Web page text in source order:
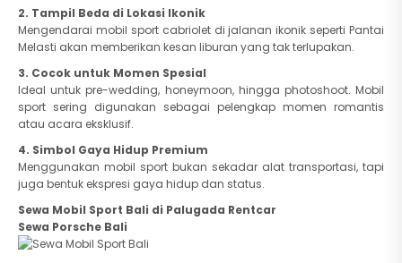
2. Tampil Beda di Lokasi Ikonik
Mengendarai mobil sport cabriolet di jalanan ikonik seperti Pantai
Melasti akan memberikan kesan liburan yang tak terlupakan.
3. Cocok untuk Momen Spesial
Ideal untuk pre-wedding, honeymoon, hingga photoshoot. Mobil
sport sering digunakan sebagai pelengkap momen romantis
atau acara eksklusif.
4. Simbol Gaya Hidup Premium
Menggunakan mobil sport bukan sekadar alat transportasi, tapi
juga bentuk ekspresi gaya hidup dan status.
Sewa Mobil Sport Bali di Palugada Rentcar
Sewa Porsche Bali